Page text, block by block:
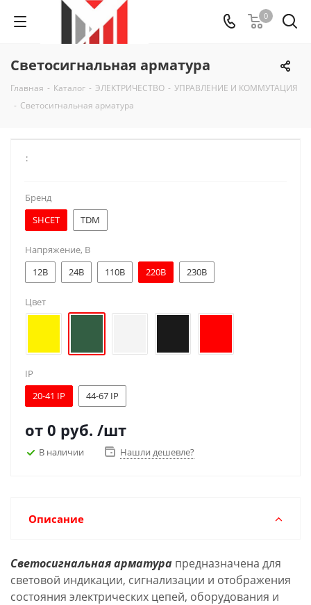
0
Светосигнальная арматура
Главная - Каталог - ЭЛЕКТРИЧЕСТВО - УПРАВЛЕНИЕ И КОММУТАЦИЯ
- Светосигнальная арматура
:
Бренд
SHCET
TDM
Напряжение, В
12В
24В 110В 220В 230В
Цвет
IP
20-41 IP
44-67 IP
от 0 руб. /шт
В наличии Нашли дешевле?
Описание
Светосигнальная арматура предназначена для
световой индикации, сигнализации и отображения
состояния электрических цепей, оборудования и